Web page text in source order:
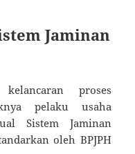
Jaminan
proses
pelaku usaha
Sistem Jaminan
oleh BPJPH